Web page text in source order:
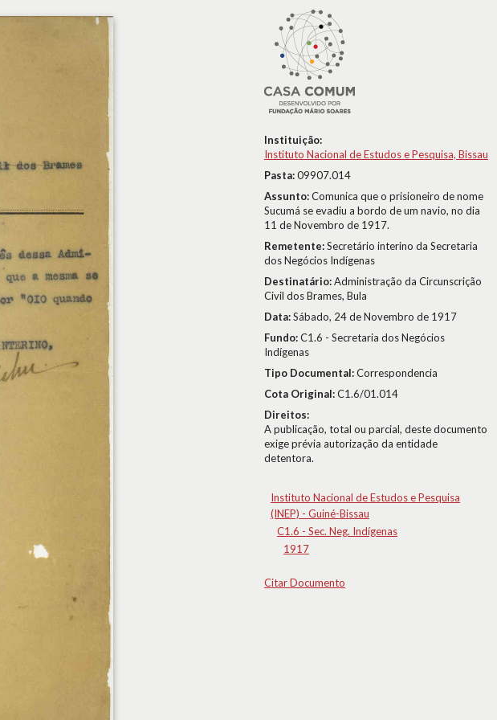
Instituição:
Instituto Nacional de Estudos e Pesquisa, Bissau
Pasta:09907.014
Assunto:Comunica que o prisioneiro de nome
Sucumá se evadiu a bordo de um navio, no dia
11 de Novembro de 1917.
Remetente:Secretário interino da Secretaria
dos Negócios Indígenas
Destinatário:Administração da Circunscrição
Civil dos Brames, Bula
Data:Sábado, 24 de Novembro de 1917
Fundo:C1.6 - Secretaria dos Negócios
Indígenas
Tipo Documental:Correspondencia
Cota Original:C1.6/01.014
Direitos:
A publicação, total ou parcial, deste documento
exige prévia autorização da entidade
detentora.
Instituto Nacional de Estudos e Pesquisa
(INEP) - Guiné-Bissau
C1.6 - Sec. Neg. Indígenas
1917
Citar Documento